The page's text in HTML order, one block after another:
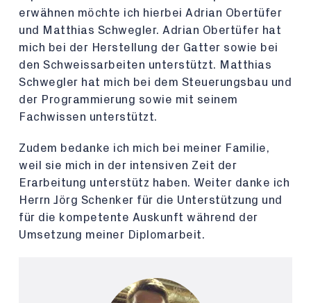
erwähnen möchte ich hierbei Adrian Obertüfer
und Matthias Schwegler. Adrian Obertüfer hat
mich bei der Herstellung der Gatter sowie bei
den Schweissarbeiten unterstützt. Matthias
Schwegler hat mich bei dem Steuerungsbau und
der Programmierung sowie mit seinem
Fachwissen unterstützt.
Zudem bedanke ich mich bei meiner Familie,
weil sie mich in der intensiven Zeit der
Erarbeitung unterstütz haben. Weiter danke ich
Herrn Jörg Schenker für die Unterstützung und
für die kompetente Auskunft während der
Umsetzung meiner Diplomarbeit.